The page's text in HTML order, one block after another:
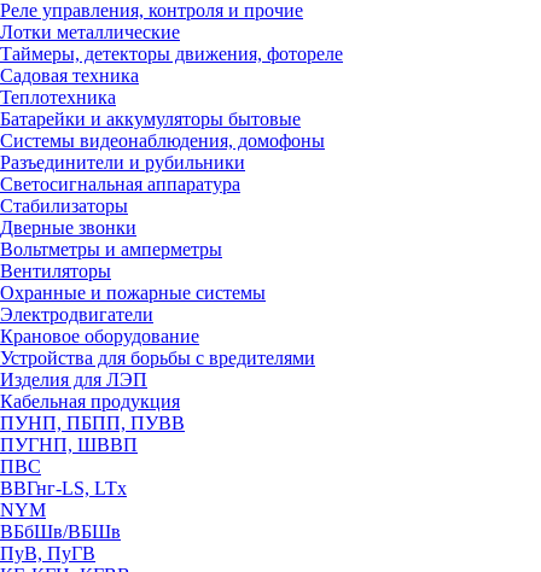
Реле управления, контроля и прочие
Лотки металлические
Таймеры, детекторы движения, фотореле
Садовая техника
Теплотехника
Батарейки и аккумуляторы бытовые
Системы видеонаблюдения, домофоны
Разъединители и рубильники
Светосигнальная аппаратура
Стабилизаторы
Дверные звонки
Вольтметры и амперметры
Вентиляторы
Охранные и пожарные системы
Электродвигатели
Крановое оборудование
Устройства для борьбы с вредителями
Изделия для ЛЭП
Кабельная продукция
ПУНП, ПБПП, ПУВВ
ПУГНП, ШВВП
ПВС
ВВГнг-LS, LTx
NYM
ВБбШв/ВБШв
ПуВ, ПуГВ